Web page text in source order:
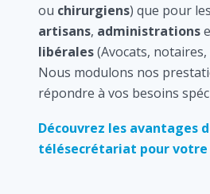
ou chirurgiens) que pour les
artisans, administrations
libérales(Avocats,
Nous modulons nos
répondre à vos besoins
Découvrez les avantages
télésecrétariat pour votre